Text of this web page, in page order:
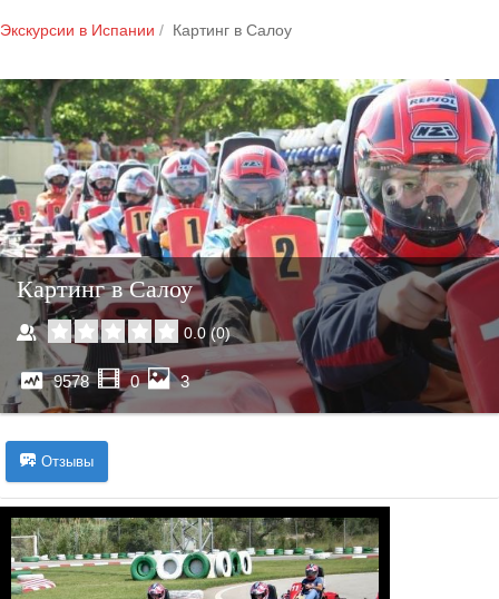
Экскурсии в Испании Картинг в Салоу
Картинг в Салоу
0.0(0)
9578 0 3
Отзывы